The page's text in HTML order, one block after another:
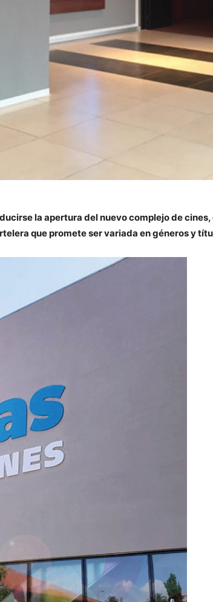
la apertura del nuevo complejo de
que promete ser variada en géneros y